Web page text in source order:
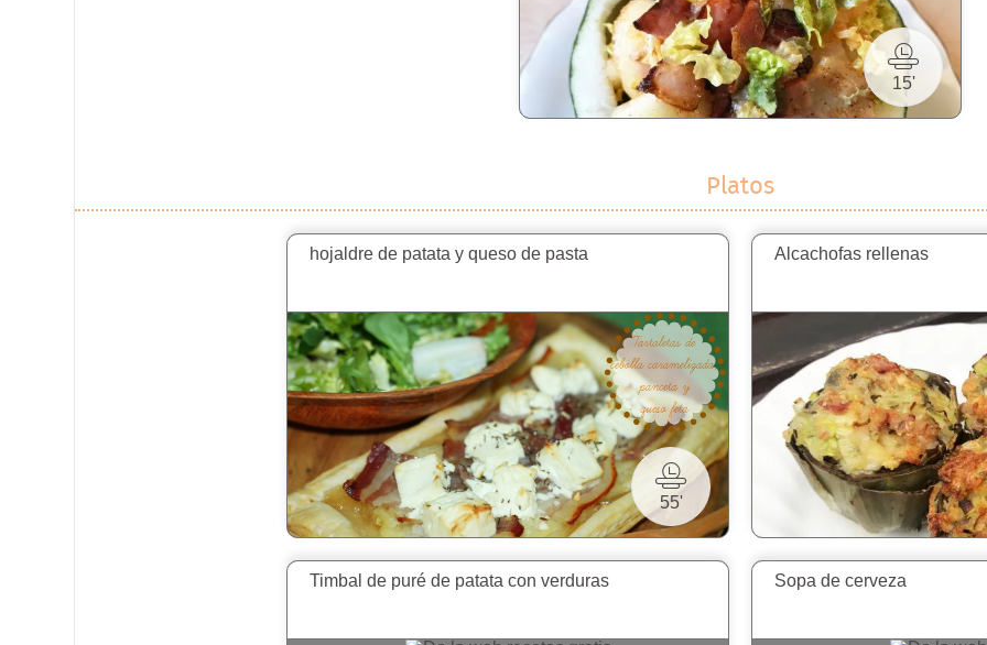
15'
Platos
hojaldre de patata y queso de pasta
55'
Alcachofas rellenas
Timbal de puré de patata con verduras Sopa de cerveza